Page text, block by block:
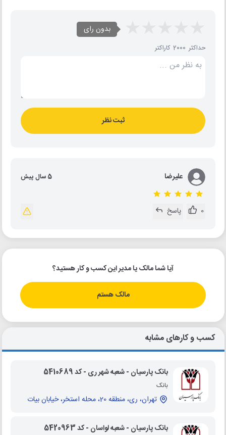
بدون رای
حداکثر 2000 کاراکتر
ثبت نظر
علیرضا 5 سال پیش
0 پاسخ
آیا شما مالک یا مدیر این کسب و کار هستید؟
مالک هستم
کسب و کارهای مشابه
بانک پارسیان - شعبه شهر ری - کد 5410689
بانک
تهران، ری، منطقه 20، محله استخر، خیابان بیات
بانک پارسیان - شعبه لواسان - کد 5420963